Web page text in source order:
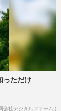
っただけ
会社デジタルファーム )